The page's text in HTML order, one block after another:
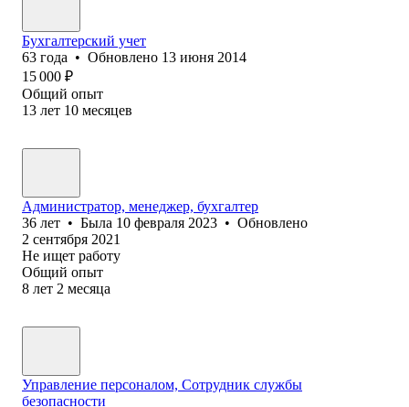
Бухгалтерский учет
63 года • Обновлено 13 июня 2014
15 000 ₽
Общий опыт
13 лет 10 месяцев
Администратор, менеджер, бухгалтер
36 лет • Была 10 февраля 2023 • Обновлено
2 сентября 2021
Не ищет работу
Общий опыт
8 лет 2 месяца
Управление персоналом, Сотрудник службы
безопасности